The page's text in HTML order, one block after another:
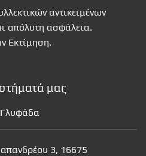
αντικειμένων
απόλυτη ασφάλεια.
Εκτίμηση.
μας
Γλυφάδα
3, 16675